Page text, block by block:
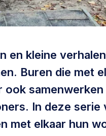
of e-mail.
en kleine
Buren die met
In deze serie
met elkaar hun